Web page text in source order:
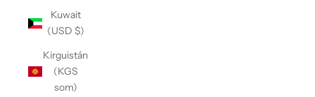
Kuwait
(USD $)
Kirguistán
(KGS
som)